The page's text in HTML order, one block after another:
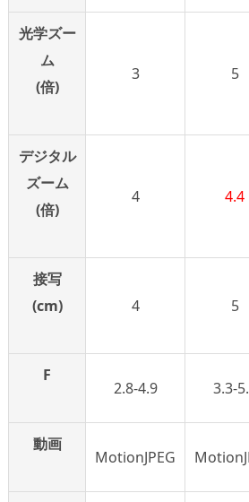
光学ズー
ム
(倍)
3 5
デジタル
ズーム
(倍)
4 4.4
接写
(cm)
4 5
F
2.8-4.9 3.3-
動画
MotionJPEG